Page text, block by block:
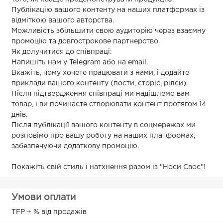
Публікацію вашого контенту на наших платформах із
відміткою вашого авторства.
Можливість збільшити свою аудиторію через взаємну
промоцію та довгострокове партнерство.
Як долучитися до співпраці:
Напишіть нам у Telegram або на email.
Вкажіть, чому хочете працювати з нами, і додайте
приклади вашого контенту (пости, сторіс, рілси).
Після підтвердження співпраці ми надішлемо вам
товар, і ви починаєте створювати контент протягом 14
днів.
Після публікації вашого контенту в соцмережах ми
розповімо про вашу роботу на наших платформах,
забезпечуючи додаткову промоцію.
Покажіть свій стиль і натхнення разом із "Носи Своє"!
Умови оплати
TFP + % від продажів